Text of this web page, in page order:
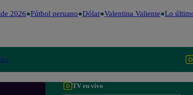
2026 Fútbol peruano Dólar Valentina Valiente Lo último
TV en vivo